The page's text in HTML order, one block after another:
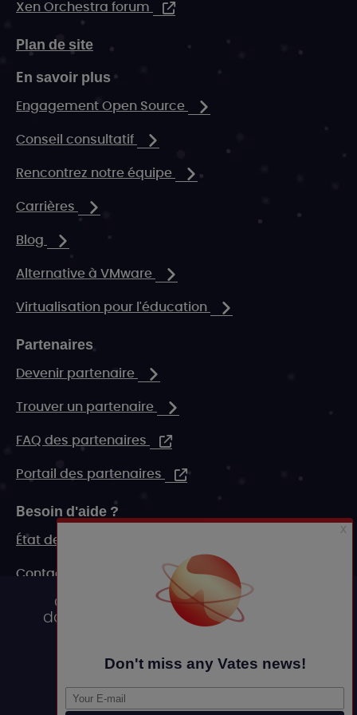
Xen Orchestra forum
Plan de site
En savoir plus
Engagement Open Source
Conseil consultatif
Rencontrez notre équipe
Carrières
Blog
Alternative à VMware
Virtualisation pour l'éducation
Partenaires
Devenir partenaire
Trouver un partenaire
FAQ des partenaires
Portail des partenaires
Besoin d'aide ?
État de nos systèmes
Contact
Ce site utilise des cookies et vous
donne le contrôle sur ceux que vous
Tout accepter
Tout refuser